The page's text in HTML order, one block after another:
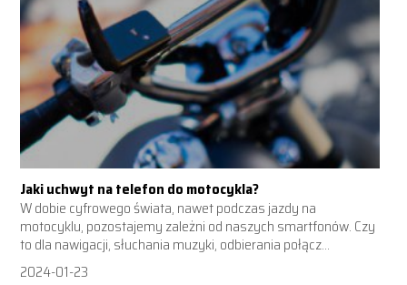
Jaki uchwyt na telefon do motocykla?
W dobie cyfrowego świata, nawet podczas jazdy na
motocyklu, pozostajemy zależni od naszych smartfonów. Czy
to dla nawigacji, słuchania muzyki, odbierania połącz...
2024-01-23